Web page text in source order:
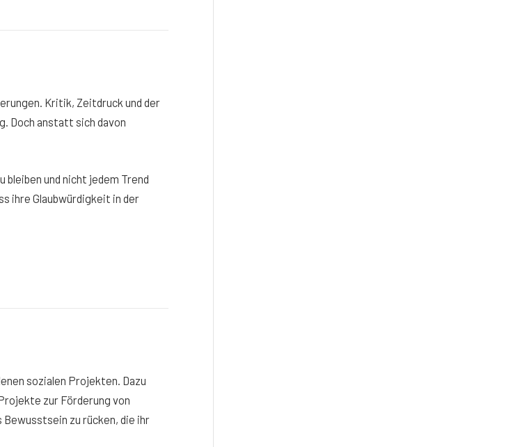
Kritik, Zeitdruck und der
Doch anstatt sich davon
und nicht jedem Trend
ihre Glaubwürdigkeit in der
sozialen Projekten. Dazu
zur Förderung von
zu rücken, die ihr